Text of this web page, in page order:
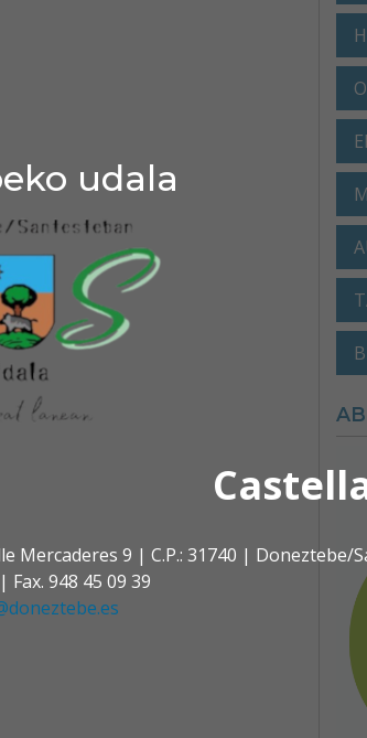
udala
Mercaderes 9 | C.P.: 31740 | Doneztebe/
Fax. 948 45 09 39